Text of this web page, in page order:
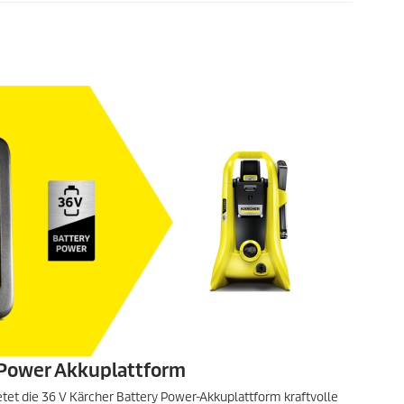
Akkuplattform
die 36 V Kärcher Battery Power-Akkuplattform kraftvolle